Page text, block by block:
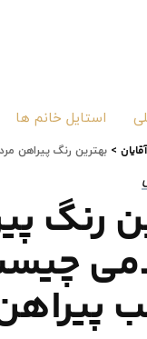
استایل خانم ها
> بهترین رنگ پیراهن
رنگ